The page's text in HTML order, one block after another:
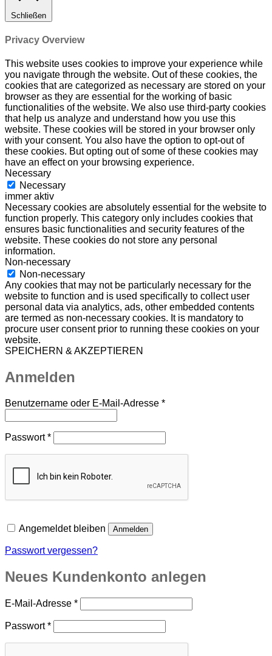
Schließen
Privacy Overview
This website uses cookies to improve your experience while
you navigate through the website. Out of these cookies, the
cookies that are categorized as necessary are stored on your
browser as they are essential for the working of basic
functionalities of the website. We also use third-party cookies
that help us analyze and understand how you use this
website. These cookies will be stored in your browser only
with your consent. You also have the option to opt-out of
these cookies. But opting out of some of these cookies may
have an effect on your browsing experience.
Necessary
Necessary
immer aktiv
Necessary cookies are absolutely essential for the website to
function properly. This category only includes cookies that
ensures basic functionalities and security features of the
website. These cookies do not store any personal
information.
Non-necessary
Non-necessary
Any cookies that may not be particularly necessary for the
website to function and is used specifically to collect user
personal data via analytics, ads, other embedded contents
are termed as non-necessary cookies. It is mandatory to
procure user consent prior to running these cookies on your
website.
SPEICHERN & AKZEPTIEREN
Anmelden
Benutzername oder E-Mail-Adresse *Erforderlich
Passwort*Erforderlich
Angemeldet bleiben Anmelden
Passwort vergessen?
Neues Kundenkonto anlegen
E-Mail-Adresse *Erforderlich
Passwort*Erforderlich